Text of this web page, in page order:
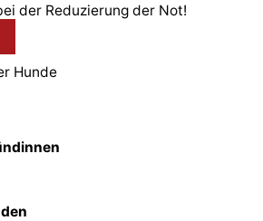
der Reduzierung der Not!
Hunde